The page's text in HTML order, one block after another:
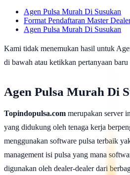
Agen Pulsa Murah Di Susukan
Format Pendaftaran Master
Agen Pulsa Murah Di Susukan
Kami tidak menemukan hasil untuk
di bawah atau ketikkan pertanyaan baru
Agen Pulsa Murah Di
Topindopulsa.com merupakan server
yang didukung oleh tenaga kerja
menggunakan software pulsa terbaik
management isi pulsa yang mana
digunakan oleh dealer-dealer dari